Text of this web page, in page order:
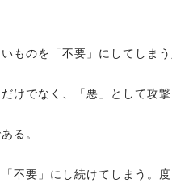
ものを「不要」にしてしまう
けでなく、「悪」として攻
る。
不要」にし続けてしまう。